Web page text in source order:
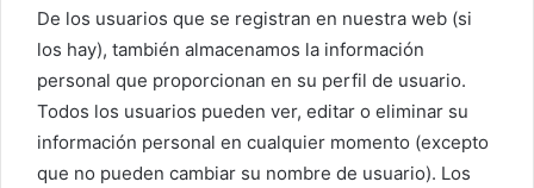
De los usuarios que se registran en nuestra web (si
los hay), también almacenamos la información
personal que proporcionan en su perfil de usuario.
Todos los usuarios pueden ver, editar o eliminar su
información personal en cualquier momento (excepto
que no pueden cambiar su nombre de usuario). Los